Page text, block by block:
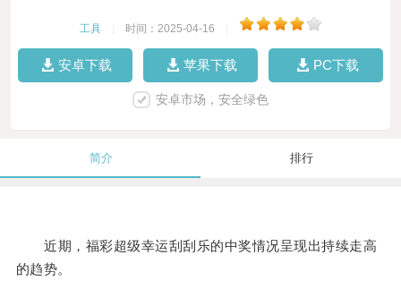
工具 时间：2025-04-16
安卓下载 苹果下载 PC下载
安卓市场，安全绿色
简介 排行
近期，福彩超级幸运刮刮乐的中奖情况呈现出持续走高
的趋势。